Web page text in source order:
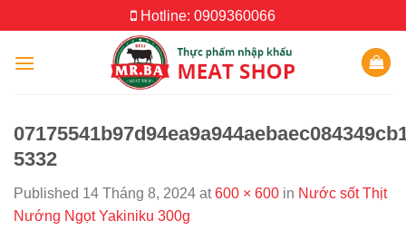
to
content
Hotline: 0909360066
5332
Published 14 Tháng 8, 2024 at600 × 600 in Nước sốt Thịt
Nướng Ngọt Yakiniku 300g